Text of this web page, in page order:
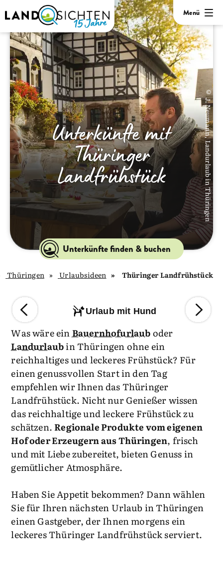
Menü
© J. Neumann, Landurlaub in Thüringen
Unterkünfte mit
Thüringer
Landfrühstück
Unterkünfte finden & buchen
Thüringer Landfrühstück
Urlaubsideen
Thüringen
Urlaub mit Hund
Was wäre ein Bauernhofurlauboder
Landurlaubin Thüringen ohne ein
reichhaltiges und leckeres Frühstück? Für
einen genussvollen Start in den Tag
empfehlen wir Ihnen das Thüringer
Landfrühstück. Nicht nur Genießer wissen
das reichhaltige und leckere Frühstück zu
schätzen. Regionale Produkte vom eigenen
Hof oder Erzeugern aus Thüringen, frisch
und mit Liebe zubereitet, bieten Genuss in
gemütlicher Atmosphäre.
Haben Sie Appetit bekommen? Dann wählen
Sie für Ihren nächsten Urlaub in Thüringen
einen Gastgeber, der Ihnen morgens ein
leckeres Thüringer Landfrühstück serviert.